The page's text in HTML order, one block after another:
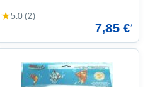
★5.0 (2)
7,85 €*